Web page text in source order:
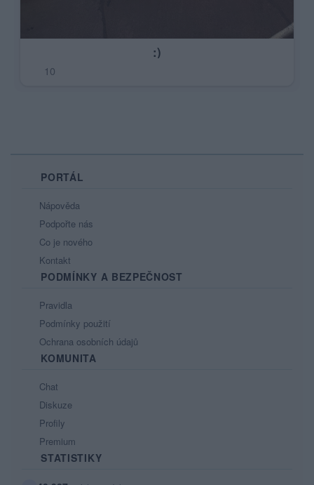
:)
10
PORTÁL
Nápověda
Podpořte nás
Co je nového
Kontakt
PODMÍNKY A BEZPEČNOST
Pravidla
Podmínky použití
Ochrana osobních údajů
KOMUNITA
Chat
Diskuze
Profily
Premium
STATISTIKY